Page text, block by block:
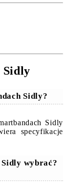
Sidly
Sidly?
Sidly
specyfikacje
wybrać?